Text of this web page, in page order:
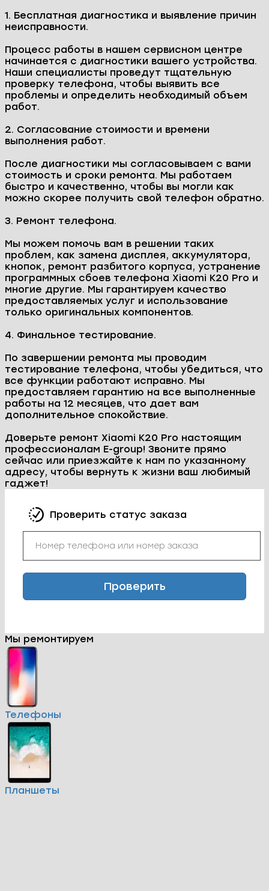
1. Бесплатная диагностика и выявление причин
неисправности.
Процесс работы в нашем сервисном центре
начинается с диагностики вашего устройства.
Наши специалисты проведут тщательную
проверку телефона, чтобы выявить все
проблемы и определить необходимый объем
работ.
2. Согласование стоимости и времени
выполнения работ.
После диагностики мы согласовываем с вами
стоимость и сроки ремонта. Мы работаем
быстро и качественно, чтобы вы могли как
можно скорее получить свой телефон обратно.
3. Ремонт телефона.
Мы можем помочь вам в решении таких
проблем, как замена дисплея, аккумулятора,
кнопок, ремонт разбитого корпуса, устранение
программных сбоев телефона Xiaomi K20 Pro и
многие другие. Мы гарантируем качество
предоставляемых услуг и использование
только оригинальных компонентов.
4. Финальное тестирование.
По завершении ремонта мы проводим
тестирование телефона, чтобы убедиться, что
все функции работают исправно. Мы
предоставляем гарантию на все выполненные
работы на 12 месяцев, что дает вам
дополнительное спокойствие.
Доверьте ремонт Xiaomi K20 Pro настоящим
профессионалам E-group! Звоните прямо
сейчас или приезжайте к нам по указанному
адресу, чтобы вернуть к жизни ваш любимый
гаджет!
Проверить статус заказа
Проверить
Мы ремонтируем
Телефоны
Планшеты